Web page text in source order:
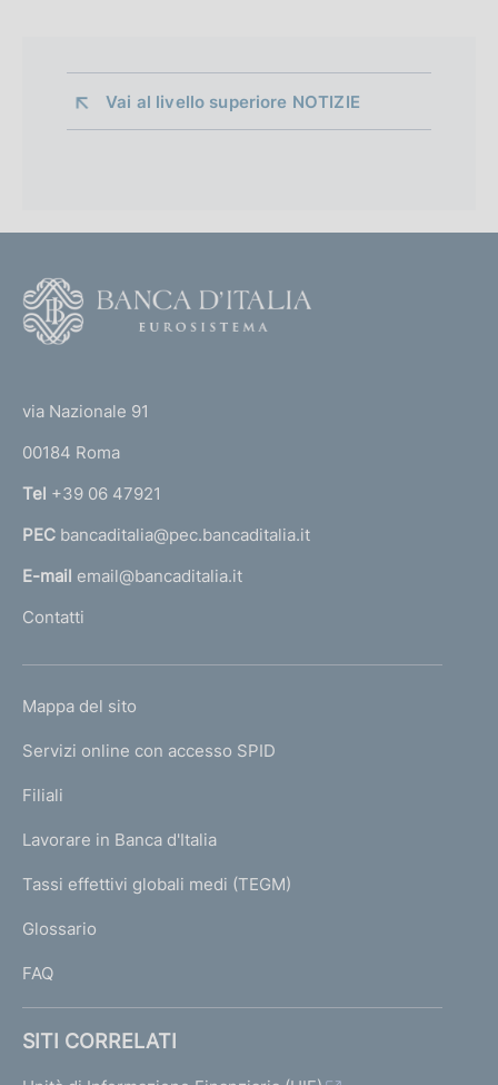
Vai al livello superiore NOTIZIE
r
n
a
l
'
m
e
a
g
via Nazionale 91
00184 Roma
Tel +39 06 47921
PEC bancaditalia@pec.bancaditalia.it
E-mail email@bancaditalia.it
Contatti
L
N
K
T
I
I
Mappa del sito
Servizi online con accesso SPID
Filiali
Lavorare in Banca d'Italia
Tassi effettivi globali medi (TEGM)
Glossario
FAQ
SITI CORRELATI